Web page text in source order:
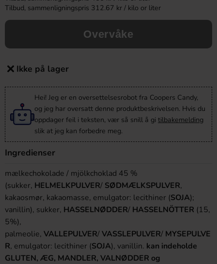
Tilbud, sammenligningspris 312.67 kr / kilo or liter
Overvåke
Ikke på lager
Hei! Jeg er en oversettelsesrobot fra Coopers Candy,
og jeg har oversatt denne produktbeskrivelsen. Hvis du
oppdager feil i teksten, vær så snill å gi tilbakemelding
slik at jeg kan forbedre meg.
Ingredienser
mælkechokolade / mjölkchoklad 45 %
(sukker, HELMELKPULVER/ SØDMÆLKSPULVER,
kakaosmør, kakaomasse, emulgator: lecithiner (SOJA);
vanillin), sukker, HASSELNØDDER/ HASSELNÖTTER (15,
5%),
palmeolie, VALLEPULVER/VASSLEPULVER/ MYSEPULVE
R, emulgator: lecithiner (SOJA), vanillin. kan indeholde
GLUTEN, ÆG, MANDLER, VALNØDDER og